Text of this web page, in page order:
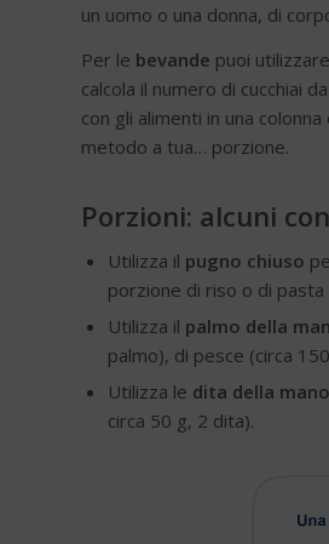
un uomo o una donna, di
Per le bevande puoi
calcola il numero di cucchiai
con gli alimenti in una
metodo a tua… porzione.
Porzioni: alcuni
Utilizza il pugno chiuso
porzione di riso o di
Utilizza il palmo della
palmo), di pesce (circa
Utilizza le dita della mano
circa 50 g, 2 dita).